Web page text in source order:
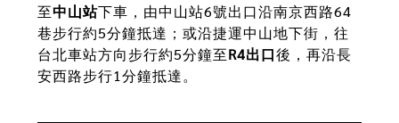
至中山站下車，由中山站6號出口沿南京西路64
巷步行約5分鐘抵達；或沿捷運中山地下街，往
台北車站方向步行約5分鐘至R4出口後，再沿長
安西路步行1分鐘抵達。